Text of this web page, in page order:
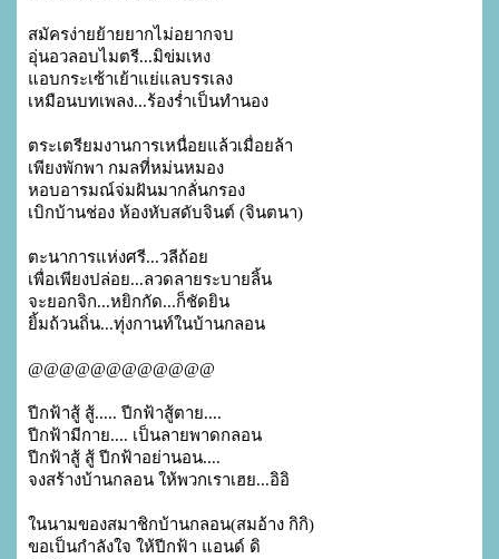
สมัครง่ายย้ายยากไม่อยากจบ
อุ่นอวลอบไมตรี...มิข่มเหง
แอบกระเซ้าเย้าแย่แลบรรเลง
เหมือนบทเพลง...ร้องร่ำเป็นทำนอง
ตระเตรียมงานการเหนื่อยแล้วเมื่อยล้า
เพียงพักพา กมลที่หม่นหมอง
หอบอารมณ์จ่มฝันมากลั่นกรอง
เบิกบ้านช่อง ห้องหับสดับจินต์ (จินตนา)
ตะนาการแห่งศรี...วลีถ้อย
เพื่อเพียงปล่อย...ลวดลายระบายลิ้น
จะยอกจิก...หยิกกัด...ก็ชัดยิน
ยิ้มถ้วนถิ่น...ทุ่งกานท์ในบ้านกลอน
@@@@@@@@@@@@
ปีกฟ้าสู้ สู้..... ปีกฟ้าสู้ตาย....
ปีกฟ้ามีกาย.... เป็นลายพาดกลอน
ปีกฟ้าสู้ สู้ ปีกฟ้าอย่านอน....
จงสร้างบ้านกลอน ให้พวกเราเฮย...อิอิ
ในนามของสมาชิกบ้านกลอน(สมอ้าง กิกิ)
ขอเป็นกำลังใจ ให้ปีกฟ้า แอนด์ ดิ